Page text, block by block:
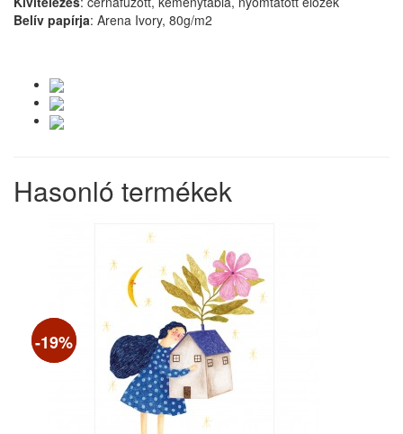
Belív papírja: Arena Ivory, 80g/m2
Hasonló termékek
-19%
-19%